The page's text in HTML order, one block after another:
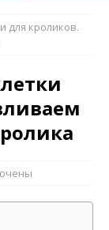
для кроликов.